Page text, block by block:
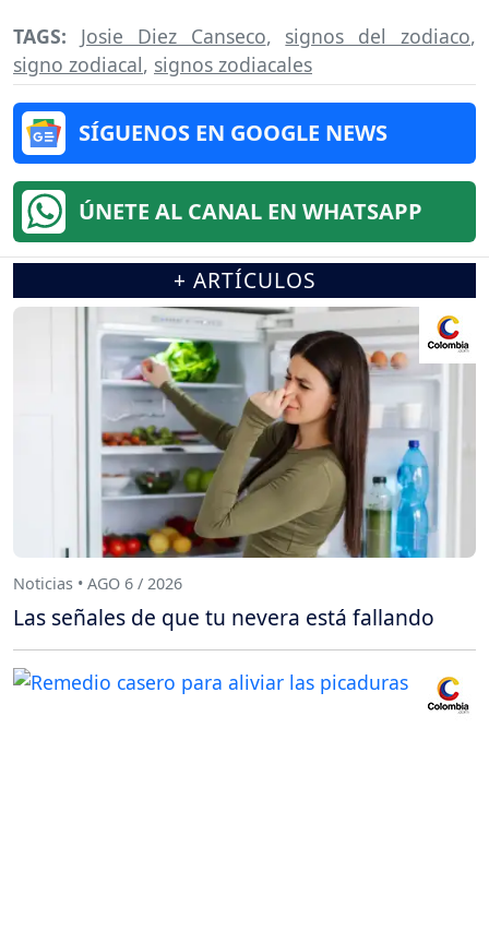
TAGS: Josie Diez Canseco, signos del zodiaco,
signo zodiacal, signos zodiacales
SÍGUENOS EN GOOGLE NEWS
ÚNETE AL CANAL EN WHATSAPP
+ ARTÍCULOS
Noticias • AGO 6 / 2026
Las señales de que tu nevera está fallando